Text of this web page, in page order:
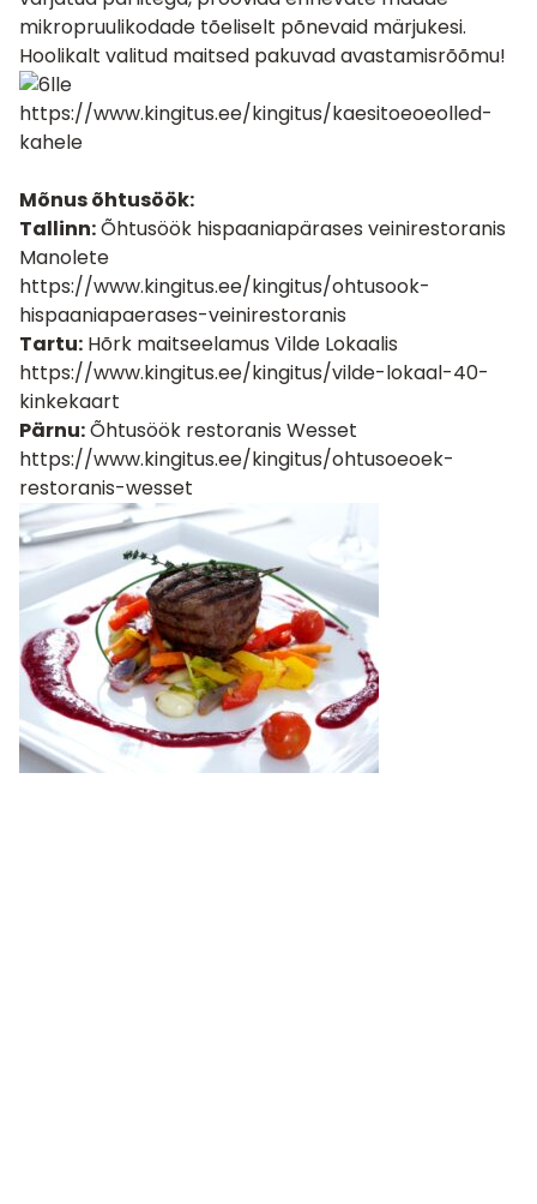
mikropruulikodade tõeliselt põnevaid märjukesi.
Hoolikalt valitud maitsed pakuvad avastamisrõõmu!
https://www.kingitus.ee/kingitus/kaesitoeoeolled-
kahele
Mõnus õhtusöök:
Tallinn:Õhtusöök hispaaniapärases veinirestoranis
Manolete
https://www.kingitus.ee/kingitus/ohtusook-
hispaaniapaerases-veinirestoranis
Tartu: Hõrk maitseelamus Vilde Lokaalis
https://www.kingitus.ee/kingitus/vilde-lokaal-40-
kinkekaart
Pärnu:Õhtusöök restoranis Wesset
https://www.kingitus.ee/kingitus/ohtusoeoek-
restoranis-wesset